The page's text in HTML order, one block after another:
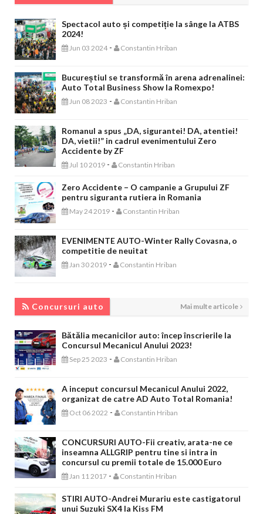
Spectacol auto și competiție la sânge la ATBS
2024!
Jun 03 2024 - Constantin Hriban
Bucureștiul se transformă în arena adrenalinei:
Auto Total Business Show la Romexpo!
Jun 08 2023 - Constantin Hriban
Romanul a spus „DA, sigurantei! DA, atentiei!
DA, vietii!” in cadrul evenimentului Zero
Accidente by ZF
Jul 10 2019 - Constantin Hriban
Zero Accidente – O campanie a Grupului ZF
pentru siguranta rutiera in Romania
May 24 2019 - Constantin Hriban
EVENIMENTE AUTO-Winter Rally Covasna, o
competitie de neuitat
Jan 30 2019 - Constantin Hriban
Concursuri auto Mai multe articole
Bătălia mecanicilor auto: încep înscrierile la
Concursul Mecanicul Anului 2023!
Sep 25 2023 - Constantin Hriban
A inceput concursul Mecanicul Anului 2022,
organizat de catre AD Auto Total Romania!
Oct 06 2022 - Constantin Hriban
CONCURSURI AUTO-Fii creativ, arata-ne ce
inseamna ALLGRIP pentru tine si intra in
concursul cu premii totale de 15.000 Euro
Jan 11 2017 - Constantin Hriban
STIRI AUTO-Andrei Murariu este castigatorul
unui Suzuki SX4 la Kiss FM